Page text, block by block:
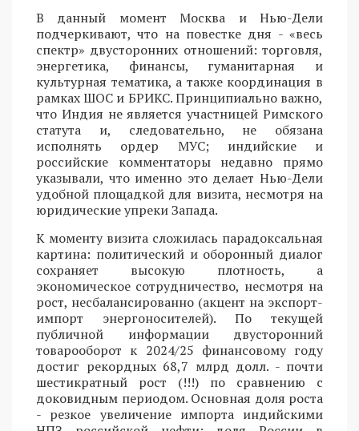
В данный момент Москва и Нью-Дели
подчеркивают, что на повестке дня - «весь
спектр» двусторонних отношений: торговля,
энергетика, финансы, гуманитарная и
культурная тематика, а также координация в
рамках ШОС и БРИКС. Принципиально важно,
что Индия не является участницей Римского
статута и, следовательно, не обязана
исполнять ордер МУС; индийские и
российские комментаторы недавно прямо
указывали, что именно это делает Нью-Дели
удобной площадкой для визита, несмотря на
юридические упреки Запада.
К моменту визита сложилась парадоксальная
картина: политический и оборонный диалог
сохраняет высокую плотность, а
экономическое сотрудничество, несмотря на
рост, несбалансированно (акцент на экспорт-
импорт энергоносителей). По текущей
публичной информации двусторонний
товарооборот к 2024/25 финансовому году
достиг рекордных 68,7 млрд долл. - почти
шестикратный рост (!!!) по сравнению с
доковидным периодом. Основная доля роста
- резкое увеличение импорта индийскими